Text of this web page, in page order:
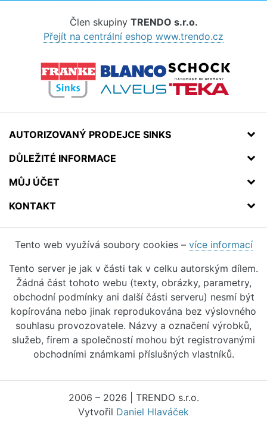
Člen skupiny TRENDO s.r.o.
Přejít na centrální eshop www.trendo.cz
AUTORIZOVANÝ PRODEJCE SINKS
DŮLEŽITÉ INFORMACE
MŮJ ÚČET
KONTAKT
Tento web využívá soubory cookies – více informací
Tento server je jak v části tak v celku autorským dílem.
Žádná část tohoto webu (texty, obrázky, parametry,
obchodní podmínky ani další části serveru) nesmí být
kopírována nebo jinak reprodukována bez výslovného
souhlasu provozovatele. Názvy a označení výrobků,
služeb, firem a společností mohou být registrovanými
obchodními známkami příslušných vlastníků.
2006 – 2026 | TRENDO s.r.o.
Vytvořil Daniel Hlaváček